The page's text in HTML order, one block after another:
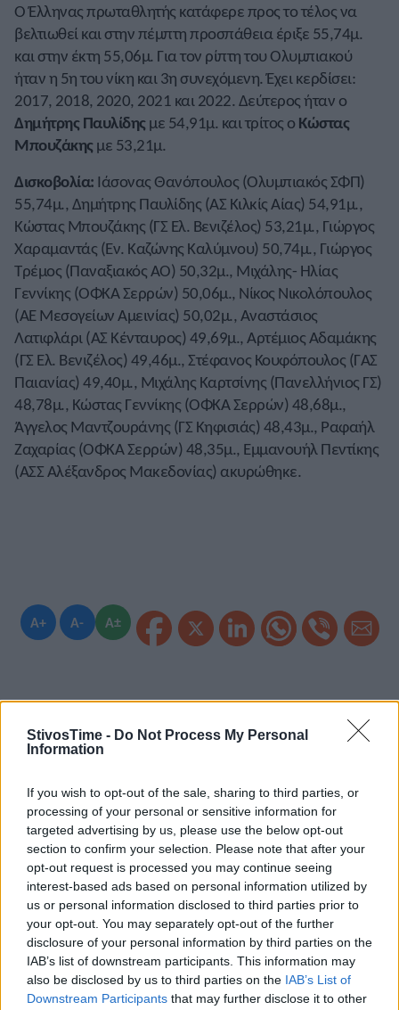
StivosTime - Do Not Process My Personal
Information
If you wish to opt-out of the sale, sharing to third parties, or
processing of your personal or sensitive information for
targeted advertising by us, please use the below opt-out
section to confirm your selection. Please note that after your
opt-out request is processed you may continue seeing
interest-based ads based on personal information utilized by
us or personal information disclosed to third parties prior to
your opt-out. You may separately opt-out of the further
disclosure of your personal information by third parties on the
IAB’s list of downstream participants. This information may
also be disclosed by us to third parties on the IAB’s List of
Downstream Participants that may further disclose it to other
A+ A- A±
Ο Έλληνας πρωταθλητής κατάφερε προς το τέλος να
βελτιωθεί και στην πέμπτη προσπάθεια έριξε 55,74μ.
και στην έκτη 55,06μ. Για τον ρίπτη του Ολυμπιακού
ήταν η 5η του νίκη και 3η συνεχόμενη. Έχει κερδίσει:
2017, 2018, 2020, 2021 και 2022. Δεύτερος ήταν ο
Δημήτρης Παυλίδηςμε 54,91μ. και τρίτος ο Κώστας
Μπουζάκηςμε 53,21μ.
Δισκοβολία: Ιάσονας Θανόπουλος (Ολυμπιακός ΣΦΠ)
55,74μ., Δημήτρης Παυλίδης (ΑΣ Κιλκίς Αίας) 54,91μ.,
Κώστας Μπουζάκης (ΓΣ Ελ. Βενιζέλος) 53,21μ., Γιώργος
Χαραμαντάς (Εν. Καζώνης Καλύμνου) 50,74μ., Γιώργος
Τρέμος (Παναξιακός ΑΟ) 50,32μ., Μιχάλης- Ηλίας
Γεννίκης (ΟΦΚΑ Σερρών) 50,06μ., Νίκος Νικολόπουλος
(ΑΕ Μεσογείων Αμεινίας) 50,02μ., Αναστάσιος
Λατιφλάρι (ΑΣ Κένταυρος) 49,69μ., Αρτέμιος Αδαμάκης
(ΓΣ Ελ. Βενιζέλος) 49,46μ., Στέφανος Κουφόπουλος (ΓΑΣ
Παιανίας) 49,40μ., Μιχάλης Καρτσίνης (Πανελλήνιος ΓΣ)
48,78μ., Κώστας Γεννίκης (ΟΦΚΑ Σερρών) 48,68μ.,
Άγγελος Μαντζουράνης (ΓΣ Κηφισιάς) 48,43μ., Ραφαήλ
Ζαχαρίας (ΟΦΚΑ Σερρών) 48,35μ., Εμμανουήλ Πεντίκης
(ΑΣΣ Αλέξανδρος Μακεδονίας) ακυρώθηκε.
Τόλης Λελεκίδης